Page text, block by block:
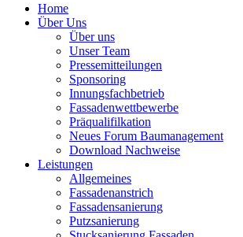
Home
Über Uns
Über uns
Unser Team
Pressemitteilungen
Sponsoring
Innungsfachbetrieb
Fassadenwettbewerbe
Präqualifilkation
Neues Forum Baumanagement
Download Nachweise
Leistungen
Allgemeines
Fassadenanstrich
Fassadensanierung
Putzsanierung